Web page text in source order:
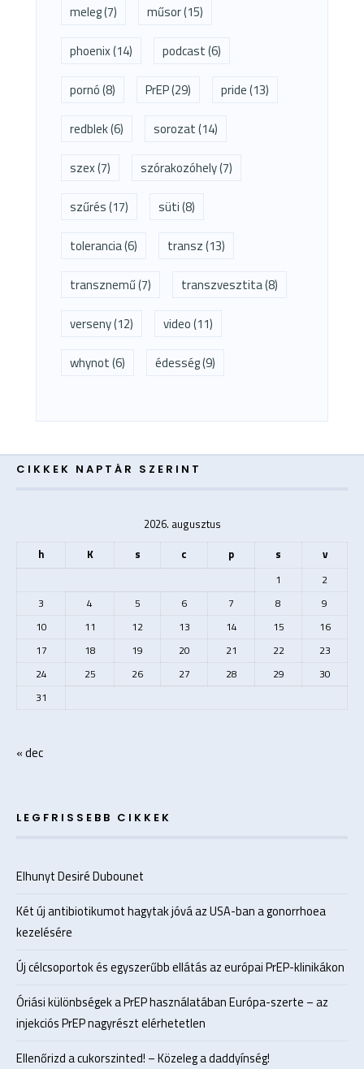
meleg(7) műsor(15)
phoenix(14) podcast(6)
pornó(8) PrEP(29) pride(13)
redblek(6) sorozat(14)
szex(7) szórakozóhely(7)
szűrés(17) süti(8)
tolerancia(6) transz(13)
transznemű(7) transzvesztita(8)
verseny(12) video(11)
whynot(6) édesség(9)
CIKKEK NAPTÁR SZERINT
2026. augusztus
h
K s c p s v
1
2
3
4 5 6 7 8
9
10
11 12 13 14 15
16
17
18 19 20 21 22
23
24
25 26 27 28 29
30
31
« dec
LEGFRISSEBB CIKKEK
Elhunyt Desiré Dubounet
Két új antibiotikumot hagytak jóvá az USA-ban a gonorrhoea
kezelésére
Új célcsoportok és egyszerűbb ellátás az európai PrEP-klinikákon
Óriási különbségek a PrEP használatában Európa-szerte – az
injekciós PrEP nagyrészt elérhetetlen
Ellenőrizd a cukorszinted! – Közeleg a daddyínség!